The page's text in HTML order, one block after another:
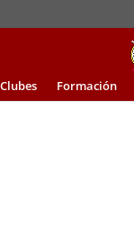
Clubes Formación